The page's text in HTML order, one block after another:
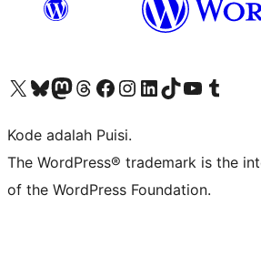
Kunjungi akun X (sebelumnya Twitter) kamiVisit our Bluesky account
Kunjungi akun Mastodon kami
Visit our Threads account
Kunjungi halaman Facebook kamiKunjungi akun Instagram kamiKunjungi akun LinkedIn kami
Visit our TikTok account
Kunjungi channel YouTube kamiVisit our Tumblr
Kode adalah Puisi.
The WordPress® trademark is the
of the WordPress Foundation.